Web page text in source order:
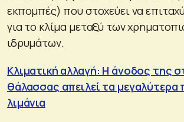
εκπομπές) που στοχεύει να
για το κλίμα μεταξύ των
ιδρυμάτων.
Κλιματική αλλαγή: Η άνοδος της
θάλασσας απειλεί τα μεγαλύτερα
λιμάνια